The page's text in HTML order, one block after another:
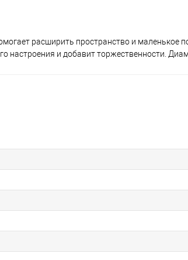
расширить пространство и маленькое
настроения и добавит торжественности.